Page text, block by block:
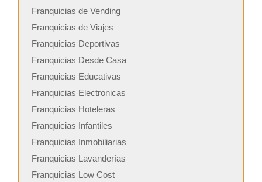
Franquicias de Vending
Franquicias de Viajes
Franquicias Deportivas
Franquicias Desde Casa
Franquicias Educativas
Franquicias Electronicas
Franquicias Hoteleras
Franquicias Infantiles
Franquicias Inmobiliarias
Franquicias Lavanderías
Franquicias Low Cost